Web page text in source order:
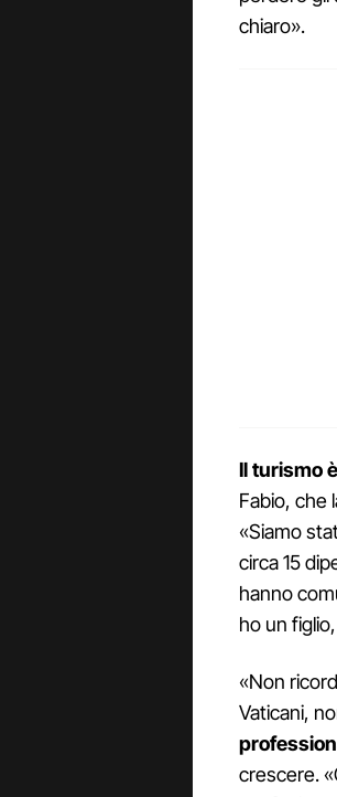
chiaro».
Il turismo
Fabio, che
«Siamo
circa 15
hanno
ho un
«Non
Vaticani,
crescere.